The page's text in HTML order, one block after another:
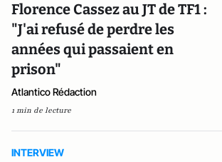
Florence Cassez au JT de TF1 :
"J'ai refusé de perdre les
années qui passaient en
prison"
Atlantico Rédaction
1 min de lecture
INTERVIEW